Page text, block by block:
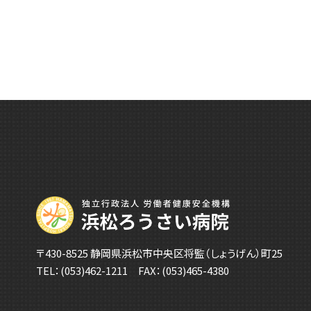
〒430-8525 静岡県浜松市中央区将監（しょうげん）町25
TEL： (053)462-1211 FAX：(053)465-4380